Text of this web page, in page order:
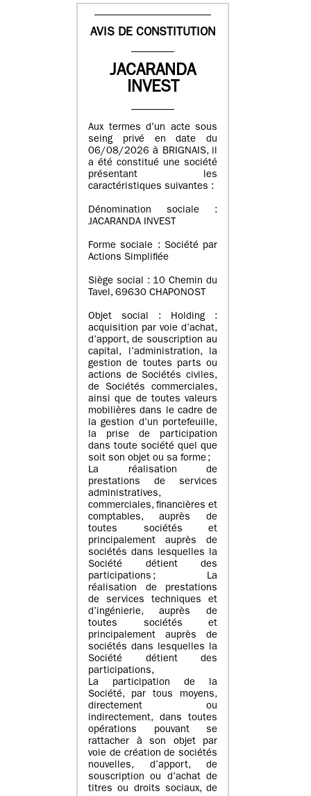
AVIS DE CONSTITUTION
JACARANDA
INVEST
Aux termes d’un acte sous
seing privé en date du
06/08/2026 à BRIGNAIS, il
a été constitué une société
présentant les
caractéristiques suivantes :
Dénomination sociale :
JACARANDA INVEST
Forme sociale : Société par
Actions Simplifiée
Siège social : 10 Chemin du
Tavel, 69630 CHAPONOST
Objet social : Holding :
acquisition par voie d’achat,
d’apport, de souscription au
capital, l’administration, la
gestion de toutes parts ou
actions de Sociétés civiles,
de Sociétés commerciales,
ainsi que de toutes valeurs
mobilières dans le cadre de
la gestion d’un portefeuille,
la prise de participation
dans toute société quel que
soit son objet ou sa forme ;
La réalisation de
prestations de services
administratives,
commerciales, financières et
comptables, auprès de
toutes sociétés et
principalement auprès de
sociétés dans lesquelles la
Société détient des
participations ; La
réalisation de prestations
de services techniques et
d’ingénierie, auprès de
toutes sociétés et
principalement auprès de
sociétés dans lesquelles la
Société détient des
participations,
La participation de la
Société, par tous moyens,
directement ou
indirectement, dans toutes
opérations pouvant se
rattacher à son objet par
voie de création de sociétés
nouvelles, d’apport, de
souscription ou d’achat de
titres ou droits sociaux, de